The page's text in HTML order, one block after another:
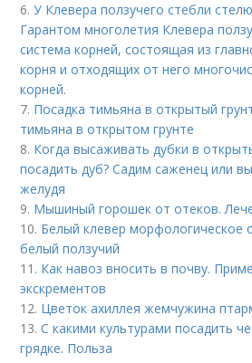
6.У Клевера ползучего стебли
Гарантом многолетия Клевера
система корней, состоящая из
корня и отходящих от него
корней.
7. Посадка тимьяна в открытый
тимьяна в открытом грунте
8. Когда высаживать дубки в
посадить дуб? Садим саженец или
желудя
9. Мышиный горошек от отеков.
10. Белый клевер морфологическое
белый ползучий
11. Как навоз вносить в почву.
экскрементов
12. Цветок ахиллея жемчужина
13.С какими культурами посадить
грядке. Польза